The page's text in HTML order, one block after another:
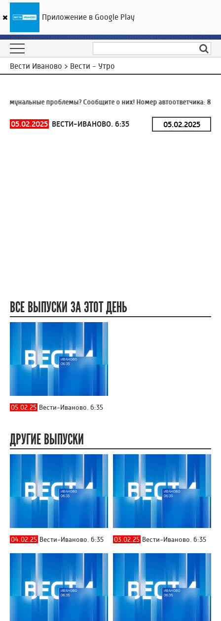
ГТРК «Ивтелерадио»
Вести Иваново > Вести - Утро
проблемы? Сообщите о них! Номер автоответчика:8
05.02.2025 ВЕСТИ-ИВАНОВО. 6:35
ВСЕ ВЫПУСКИ ЗА ЭТОТ ДЕНЬ
05.02.25 Вести-Иваново. 6:35
ДРУГИЕ ВЫПУСКИ
04.02.25 Вести-Иваново. 6:35 03.02.25 Вести-Иваново. 6:35
Приложение в Google Play